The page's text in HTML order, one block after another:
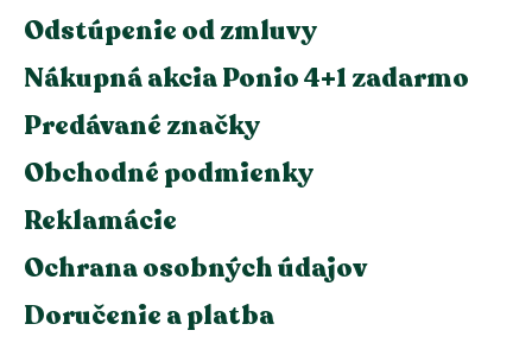
Odstúpenie od zmluvy
Nákupná akcia Ponio 4+1 zadarmo
Predávané značky
Obchodné podmienky
Reklamácie
Ochrana osobných údajov
Doručenie a platba